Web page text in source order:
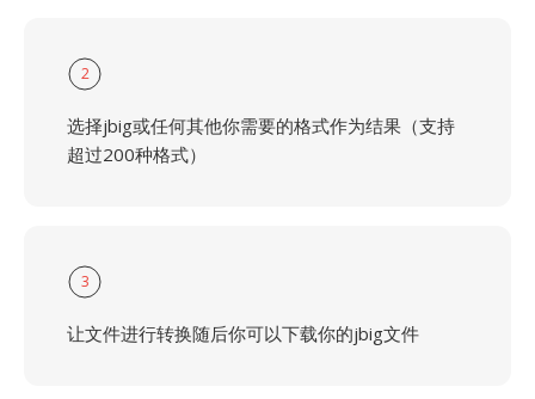
2
选择jbig或任何其他你需要的格式作为结果（支持
超过200种格式）
3
让文件进行转换随后你可以下载你的jbig文件